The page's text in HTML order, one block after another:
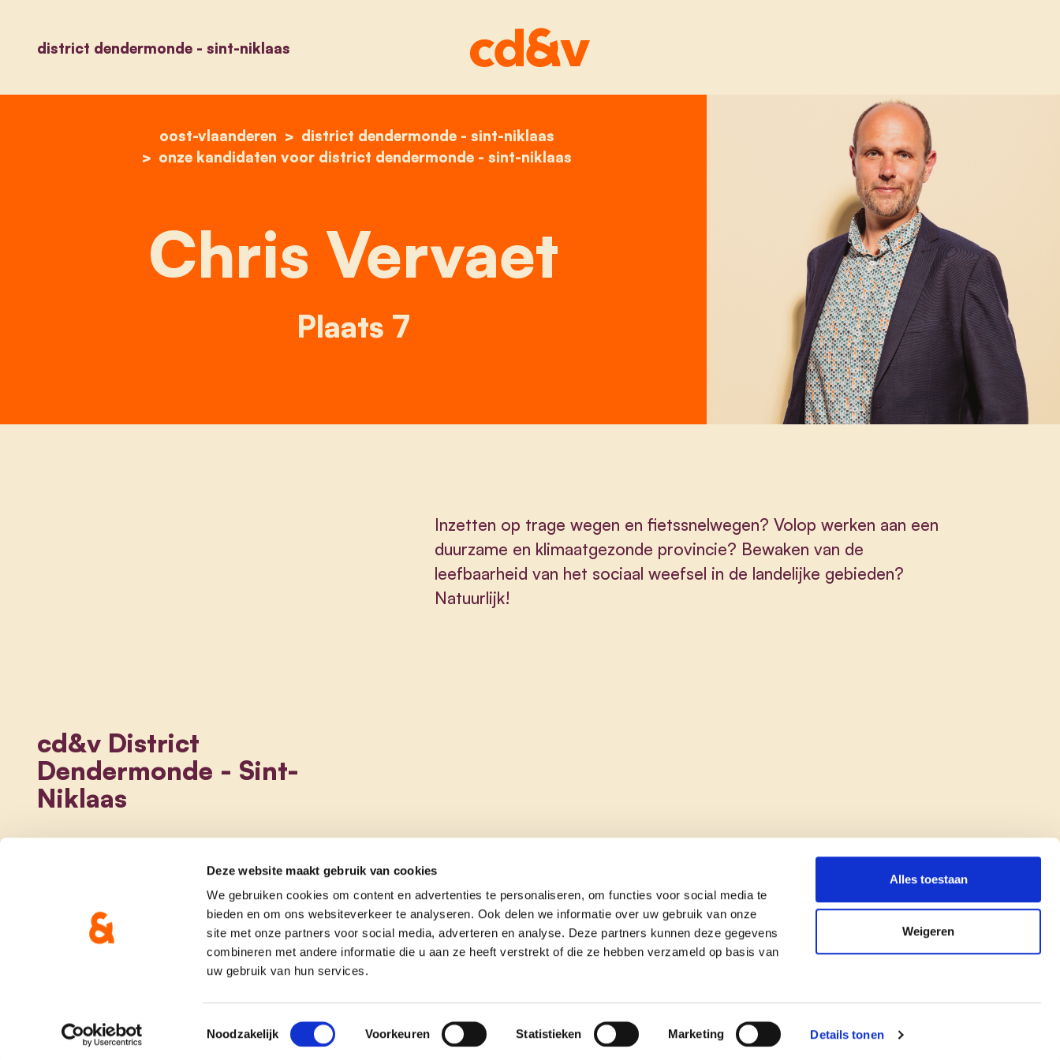
Deze website maakt gebruik van cookies
We gebruiken cookies om content en advertenties te personaliseren, om functies voor social media te
bieden en om ons websiteverkeer te analyseren. Ook delen we informatie over uw gebruik van onze
site met onze partners voor social media, adverteren en analyse. Deze partners kunnen deze gegevens
combineren met andere informatie die u aan ze heeft verstrekt of die ze hebben verzameld op basis van
uw gebruik van hun services.
Toestemmingsselectie
Noodzakelijk Voorkeuren Statistieken Marketing Details tonen
Alles toestaan
Weigeren
district dendermonde - sint-niklaas
home
oost-vlaanderen
district dendermonde - sint-niklaas
onze kandidaten voor district dendermonde - sint-niklaas
chris vervaet
Chris Vervaet
Plaats 7
Inzetten op trage wegen en fietssnelwegen? Volop werken aan een
duurzame en klimaatgezonde provincie? Bewaken van de
leefbaarheid van het sociaal weefsel in de landelijke gebieden?
Natuurlijk!
cd&v District
Dendermonde - Sint-
Niklaas
onze partij doe mee contact